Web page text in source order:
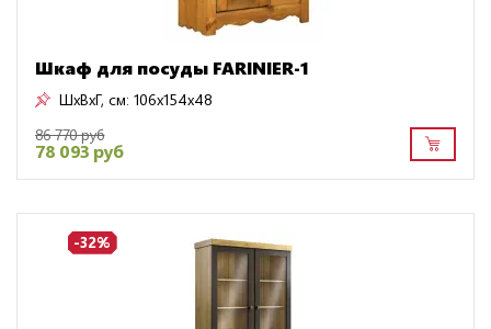
Шкаф для посуды FARINIER-1
ШxВxГ, см: 106x154x48
86 770 руб
78 093 руб
-32%